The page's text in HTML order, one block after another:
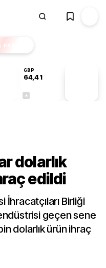
EKSTRA
GBP
64,41
dolarlık
edildi
Birliği
geçen sene
dolarlık ürün ihraç